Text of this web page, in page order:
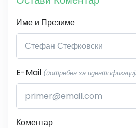
Име и Презиме
E-Mail (потребен за
Коментар